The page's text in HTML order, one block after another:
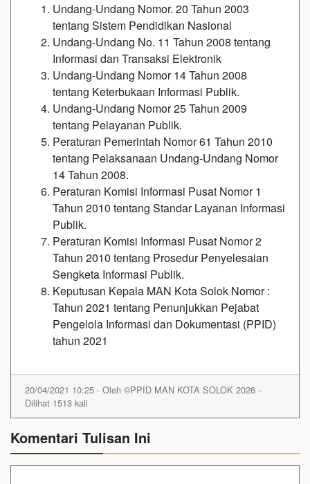
Undang-Undang Nomor. 20 Tahun 2003
tentang Sistem Pendidikan Nasional
Undang-Undang No. 11 Tahun 2008 tentang
Informasi dan Transaksi Elektronik
Undang-Undang Nomor 14 Tahun 2008
tentang Keterbukaan Informasi Publik.
Undang-Undang Nomor 25 Tahun 2009
tentang Pelayanan Publik.
Peraturan Pemerintah Nomor 61 Tahun 2010
tentang Pelaksanaan Undang-Undang Nomor
14 Tahun 2008.
Peraturan Komisi Informasi Pusat Nomor 1
Tahun 2010 tentang Standar Layanan Informasi
Publik.
Peraturan Komisi Informasi Pusat Nomor 2
Tahun 2010 tentang Prosedur Penyelesaian
Sengketa Informasi Publik.
Keputusan Kepala MAN Kota Solok Nomor :
Tahun 2021 tentang Penunjukkan Pejabat
Pengelola Informasi dan Dokumentasi (PPID)
tahun 2021
20/04/2021 10:25 - Oleh ©PPID MAN KOTA SOLOK 2026 -
Dilihat 1513 kali
Komentari Tulisan Ini